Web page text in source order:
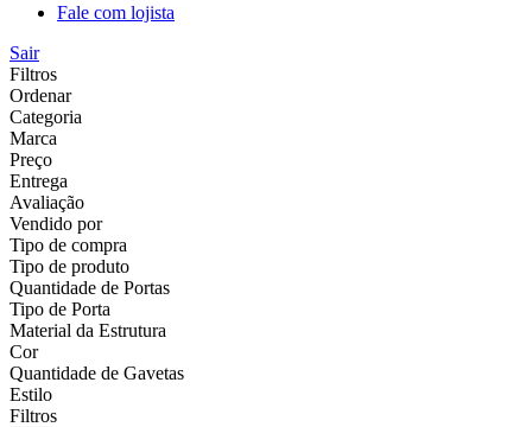
Fale com lojista
Sair
Filtros
Ordenar
Categoria
Marca
Preço
Entrega
Avaliação
Vendido por
Tipo de compra
Tipo de produto
Quantidade de Portas
Tipo de Porta
Material da Estrutura
Cor
Quantidade de Gavetas
Estilo
Filtros